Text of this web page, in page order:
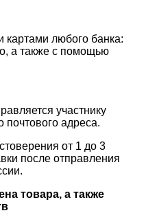
картами любого банка:
а также с помощью
участнику
почтового адреса.
от 1 до 3
после отправления
товара, а также